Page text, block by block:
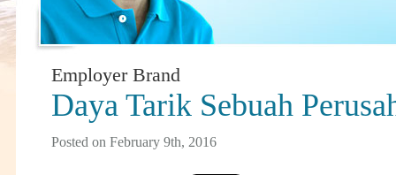
Employer Brand
Daya Tarik Sebuah
Posted on February 9th, 2016